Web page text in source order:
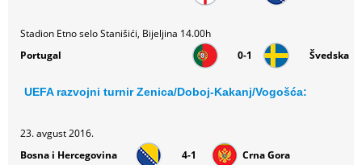
Stadion Etno selo Stanišići, Bijeljina 14.00h
Portugal
0-1 Švedska
UEFA razvojni turnir Zenica/Doboj-Kakanj/Vogošća:
23. avgust 2016.
Bosna i Hercegovina
4-1 Crna Gora